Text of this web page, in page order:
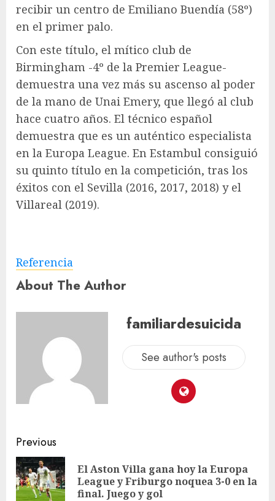
recibir un centro de Emiliano Buendía (58º)
en el primer palo.
Con este título, el mítico club de
Birmingham -4º de la Premier League-
demuestra una vez más su ascenso al poder
de la mano de Unai Emery, que llegó al club
hace cuatro años. El técnico español
demuestra que es un auténtico especialista
en la Europa League. En Estambul consiguió
su quinto título en la competición, tras los
éxitos con el Sevilla (2016, 2017, 2018) y el
Villareal (2019).
Referencia
About The Author
familiardesuicida
See author's posts
Previous
El Aston Villa gana hoy la Europa
League y Friburgo noquea 3-0 en la
final. Juego y gol